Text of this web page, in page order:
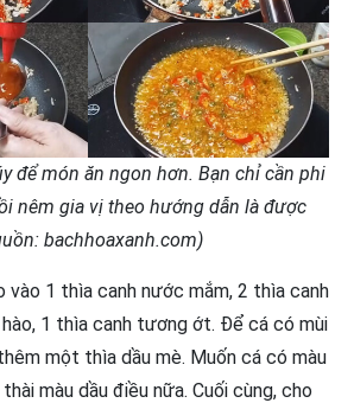
để món ăn ngon hơn. Bạn chỉ cần phi
nêm gia vị theo hướng dẫn là được
bachhoaxanh.com)
vào 1 thìa canh nước mắm, 2 thìa canh
1 thìa canh tương ớt. Để cá có mùi
một thìa dầu mè. Muốn cá có màu
màu dầu điều nữa. Cuối cùng, cho